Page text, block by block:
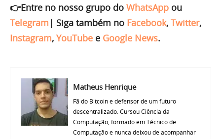
👉Entre no nosso grupo do WhatsApp ou
Telegram | Siga também no Facebook, Twitter,
Instagram, YouTube e Google News.
Matheus Henrique
Fã do Bitcoin e defensor de um futuro
descentralizado. Cursou Ciência da
Computação, formado em Técnico de
Computação e nunca deixou de acompanhar